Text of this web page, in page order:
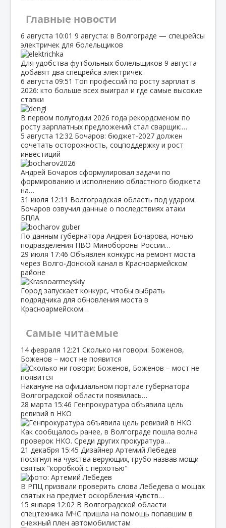
Главные новости
6 августа 10:01 9 августа: в Волгограде — спецрейсы
электричек для болельщиков
Для удобства футбольных болельщиков 9 августа
добавят два спецрейса электричек.
6 августа 09:51 Топ профессий по росту зарплат в
2026: кто больше всех выиграл и где самые высокие
ставки
В первом полугодии 2026 года рекордсменом по
росту зарплатных предложений стал сварщик:…
5 августа 12:32 Бочаров: бюджет‑2027 должен
сочетать осторожность, соцподдержку и рост
инвестиций
Андрей Бочаров сформулировал задачи по
формированию и исполнению областного бюджета
на…
31 июля 12:11 Волгоградская область под ударом:
Бочаров озвучил данные о последствиях атаки
БПЛА
По данным губернатора Андрея Бочарова, ночью
подразделения ПВО Минобороны России…
29 июля 17:46 Объявлен конкурс на ремонт моста
через Волго‑Донской канал в Красноармейском
районе
Город запускает конкурс, чтобы выбрать
подрядчика для обновления моста в
Красноармейском…
Самые читаемые
14 февраля 12:21 Сколько ни говори: Боженов,
Боженов – мост не появится
Накануне на официальном портале губернатора
Волгоградской области появилась…
28 марта 15:46 Генпрокуратура объявила цель
ревизий в НКО
Как сообщалось ранее, в Волгограде пошла волна
проверок НКО. Среди других прокуратура…
21 декабря 15:45 Дизайнер Артемий Лебедев
посягнул на чувства верующих, грубо назвав мощи
святых "коробкой с перхотью"
В РПЦ призвали проверить слова Лебедева о мощах
святых на предмет оскорбления чувств…
15 января 12:02 В Волгоградской области
спецтехника МЧС пришла на помощь попавшим в
снежный плен автомобилистам